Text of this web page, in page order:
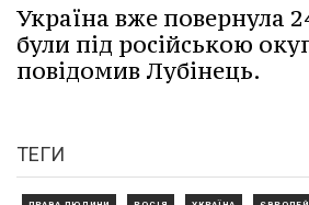
Україна вже повернула
були під російською
повідомив Лубінець.
ТЕГИ